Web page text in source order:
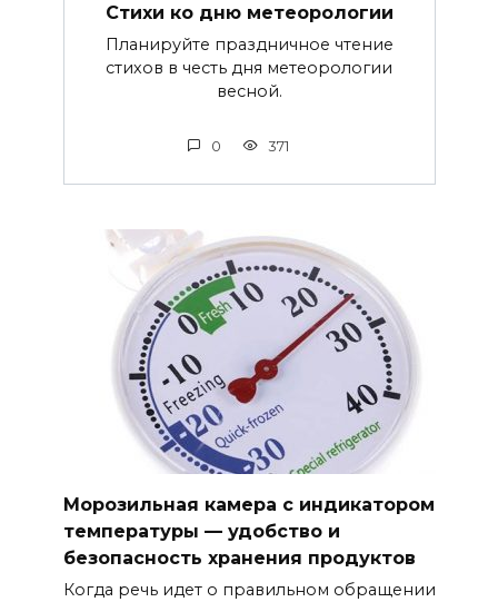
Стихи ко дню метеорологии
Планируйте праздничное чтение
стихов в честь дня метеорологии
весной.
0 371
Морозильная камера с индикатором
температуры — удобство и
безопасность хранения продуктов
Когда речь идет о правильном обращении